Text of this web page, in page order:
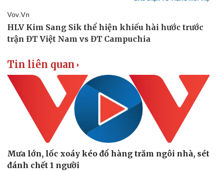
Bóng đá
Lịch thi đấu bóng đá
Ô tô - Xe máy
Ô tô
Tin liên quan
Mưa lớn, lốc xoáy kéo đổ hàng trăm ngôi nhà, sét
đánh chết 1 người